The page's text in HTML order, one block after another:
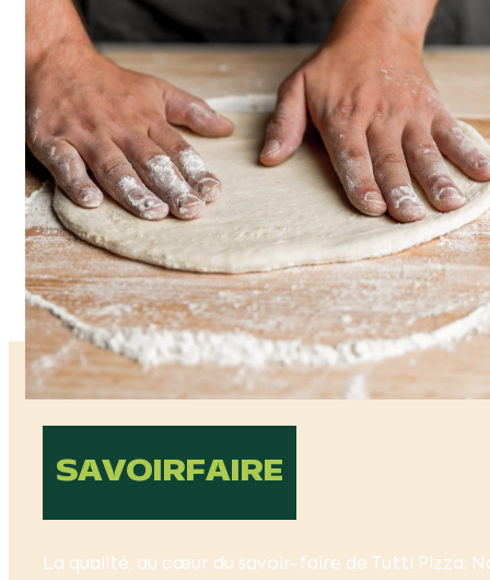
SAVOIR FAIRE
La qualité, au cœur du savoir-faire de Tutti Pizza.